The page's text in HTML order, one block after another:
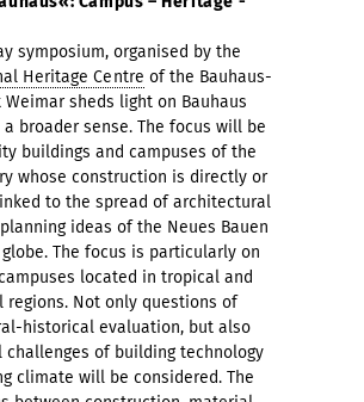
symposium, organised by the
Heritage Centre of the Bauhaus-
sheds light on Bauhaus
broader sense. The focus will be
buildings and campuses of the
whose construction is directly or
to the spread of architectural
ideas of the Neues Bauen
The focus is particularly on
located in tropical and
regions. Not only questions of
historical evaluation, but also
challenges of building technology
climate will be considered. The